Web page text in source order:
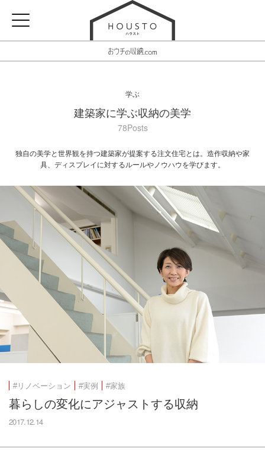
学ぶ
建築家に学ぶ収納の美学
78Posts
独自の美学と世界観を持つ建築家が提案する注文住宅とは。造作収納や家
具、ディスプレイに対するルールやノウハウを学びます。
#リノベーション #実例 #家族
暮らしの変化にアジャストする収納
2017.12.14